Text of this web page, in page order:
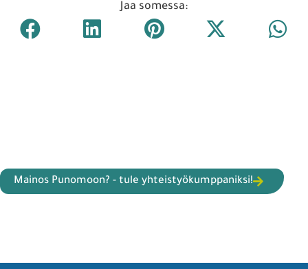
Jaa somessa:
Mainos Punomoon? - tule yhteistyökumppaniksi!